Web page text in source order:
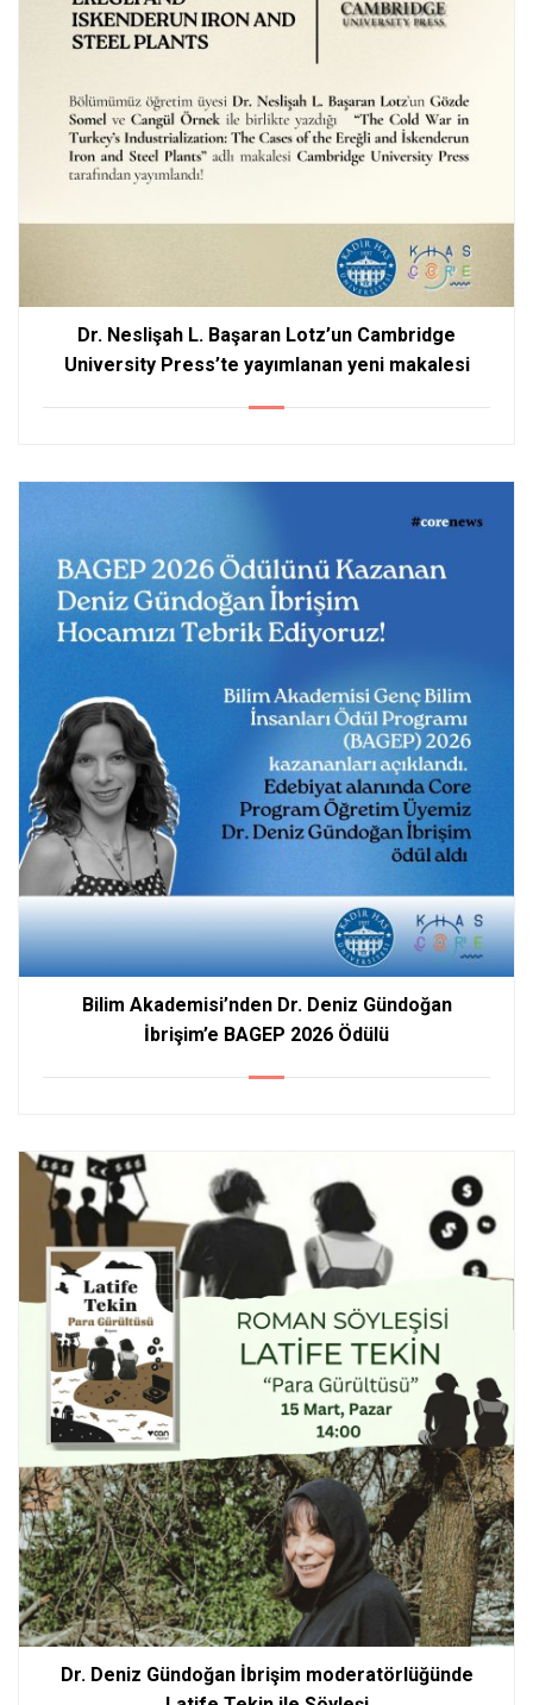
Dr. Neslişah L. Başaran Lotz’un Cambridge
University Press’te yayımlanan yeni makalesi
Bilim Akademisi’nden Dr. Deniz Gündoğan
İbrişim’e BAGEP 2026 Ödülü
Dr. Deniz Gündoğan İbrişim moderatörlüğünde